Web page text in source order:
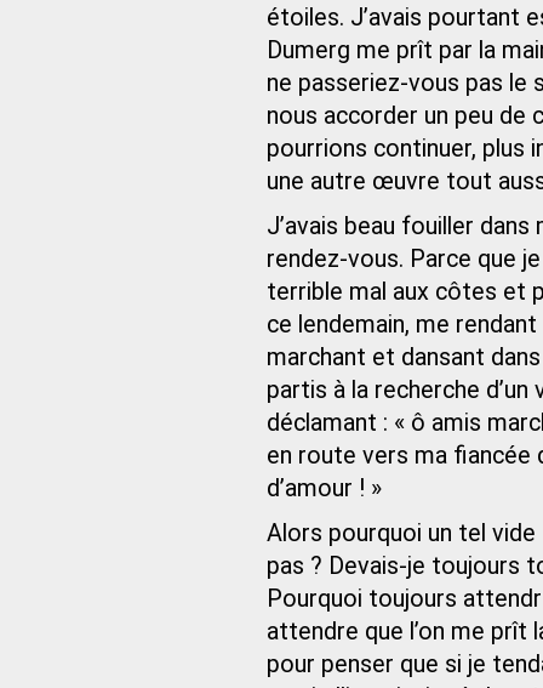
étoiles. J’avais pourtant
Dumerg me prît par la
ne passeriez-vous pas le
nous accorder un peu de
pourrions continuer, plus
une autre œuvre tout
J’avais beau fouiller
rendez‑vous. Parce que
terrible mal aux côtes et
ce lendemain, me
marchant et dansant
partis à la recherche
déclamant : « ô amis
en route vers ma fiancée
d’amour ! »
Alors pourquoi un tel
pas ? Devais-je toujours
Pourquoi toujours
attendre que l’on me prît
pour penser que si je